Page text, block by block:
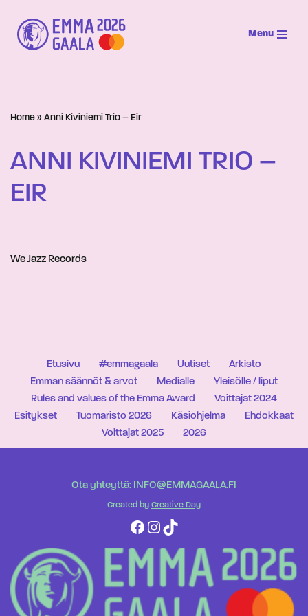
Siirry
suoraan
Menu
Home » Anni Kiviniemi Trio – Eir
ANNI KIVINIEMI TRIO –
EIR
We Jazz Records
Etusivu #emmagaala Uutiset
Arkisto
Emman säännöt & arvot
Medialle
Yleisölle / liput
Rules and values of the Emma Award
Voittajat 2024
Esitykset
Tuomaristo 2026 Käsiohjelma
Ehdokkaat
Voittajat 2025
2026
Ota yhteyttä: INFO@EMMAGAALA.FI
Created by Creative Day